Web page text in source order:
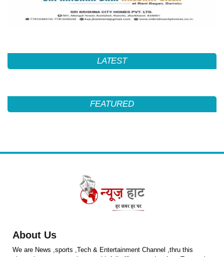
LATEST
FEATURED
About Us
We are News ,sports ,Tech & Entertainment Channel ,thru this